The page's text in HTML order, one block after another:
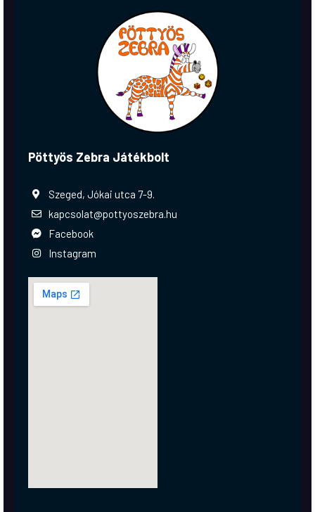
Pöttyös Zebra Játékbolt
Szeged, Jókai utca 7-9.
kapcsolat@pottyoszebra.hu
Facebook
Instagram